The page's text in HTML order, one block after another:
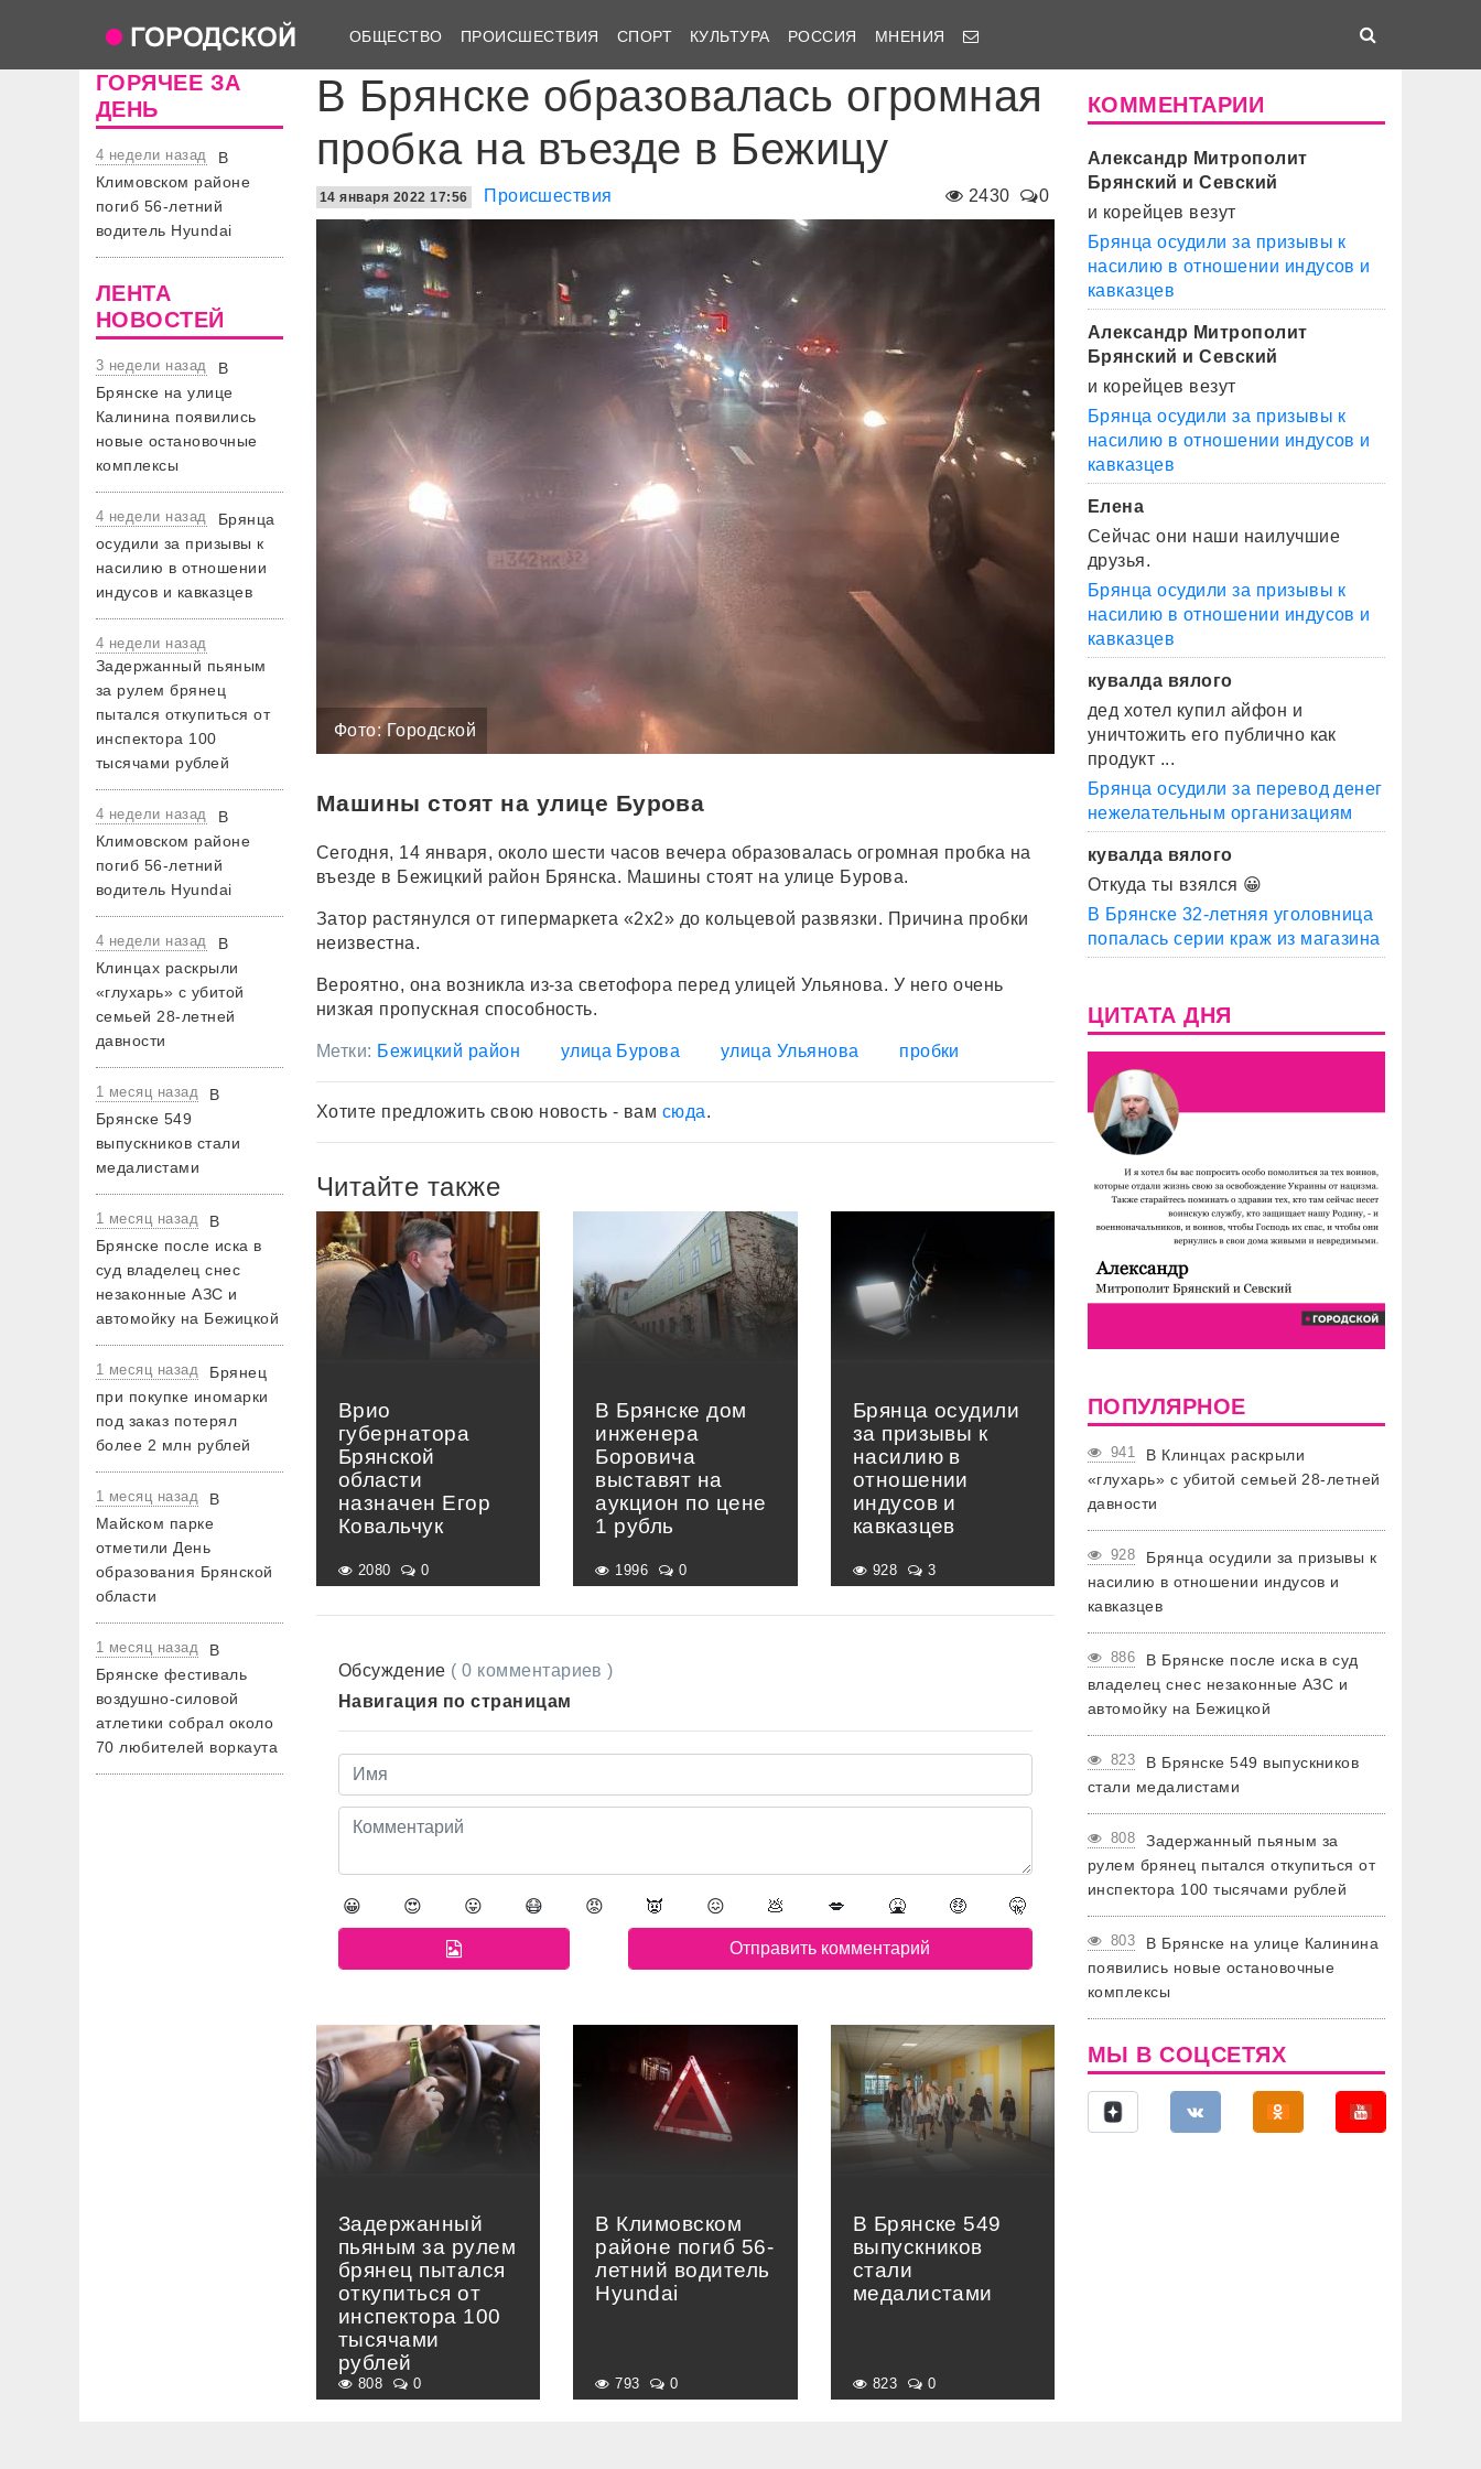
ОБЩЕСТВО ПРОИСШЕСТВИЯ СПОРТ КУЛЬТУРА РОССИЯ МНЕНИЯ
ГОРЯЧЕЕ ЗА
ДЕНЬ
4 недели назад
В
Климовском районе
погиб 56-летний
водитель Hyundai
ЛЕНТА
НОВОСТЕЙ
3 недели назад
В
Брянске на улице
Калинина появились
новые остановочные
комплексы
4 недели назад
Брянца
осудили за призывы к
насилию в отношении
индусов и кавказцев
4 недели назад
Задержанный пьяным
за рулем брянец
пытался откупиться от
инспектора 100
тысячами рублей
4 недели назад
В
Климовском районе
погиб 56-летний
водитель Hyundai
4 недели назад
В
Клинцах раскрыли
«глухарь» с убитой
семьей 28-летней
давности
1 месяц назад
В
Брянске 549
выпускников стали
медалистами
1 месяц назад
В
Брянске после иска в
суд владелец снес
незаконные АЗС и
автомойку на Бежицкой
1 месяц назад
Брянец
при покупке иномарки
под заказ потерял
более 2 млн рублей
1 месяц назад
В
Майском парке
отметили День
образования Брянской
области
1 месяц назад
В
Брянске фестиваль
воздушно-силовой
атлетики собрал около
70 любителей воркаута
В Брянске образовалась огромная
пробка на въезде в Бежицу
2430 0
14 января 2022 17:56 Происшествия
Фото: Городской
Машины стоят на улице Бурова
Сегодня, 14 января, около шести часов вечера образовалась огромная пробка на
въезде в Бежицкий район Брянска. Машины стоят на улице Бурова.
Затор растянулся от гипермаркета «2х2» до кольцевой развязки. Причина пробки
неизвестна.
Вероятно, она возникла из-за светофора перед улицей Ульянова. У него очень
низкая пропускная способность.
Метки: Бежицкий район улица Бурова улица Ульянова пробки
Хотите предложить свою новость - вам сюда.
Читайте также
Врио
губернатора
Брянской
области
назначен Егор
Ковальчук
2080 0
В Брянске дом
инженера
Боровича
выставят на
аукцион по цене
1 рубль
1996 0
Брянца осудили
за призывы к
насилию в
отношении
индусов и
кавказцев
928 3
Обсуждение ( 0 комментариев )
Навигация по страницам
😀 😍 😛 😷 😡 👿 😖 💩 💋 🤮 🤑 🤫
Задержанный
пьяным за рулем
брянец пытался
откупиться от
инспектора 100
тысячами
рублей
808 0
В Климовском
районе погиб 56-
летний водитель
Hyundai
793 0
В Брянске 549
выпускников
стали
медалистами
823 0
КОММЕНТАРИИ
Александр Митрополит
Брянский и Севский
и корейцев везут
Брянца осудили за призывы к
насилию в отношении индусов и
кавказцев
Александр Митрополит
Брянский и Севский
и корейцев везут
Брянца осудили за призывы к
насилию в отношении индусов и
кавказцев
Елена
Сейчас они наши наилучшие
друзья.
Брянца осудили за призывы к
насилию в отношении индусов и
кавказцев
кувалда вялого
дед хотел купил айфон и
уничтожить его публично как
продукт ...
Брянца осудили за перевод денег
нежелательным организациям
кувалда вялого
Откуда ты взялся 😀
В Брянске 32-летняя уголовница
попалась серии краж из магазина
ЦИТАТА ДНЯ
ПОПУЛЯРНОЕ
941
В Клинцах раскрыли
«глухарь» с убитой семьей 28-летней
давности
928
Брянца осудили за призывы к
насилию в отношении индусов и
кавказцев
886
В Брянске после иска в суд
владелец снес незаконные АЗС и
автомойку на Бежицкой
823
В Брянске 549 выпускников
стали медалистами
808
Задержанный пьяным за
рулем брянец пытался откупиться от
инспектора 100 тысячами рублей
803
В Брянске на улице Калинина
появились новые остановочные
комплексы
МЫ В СОЦСЕТЯХ